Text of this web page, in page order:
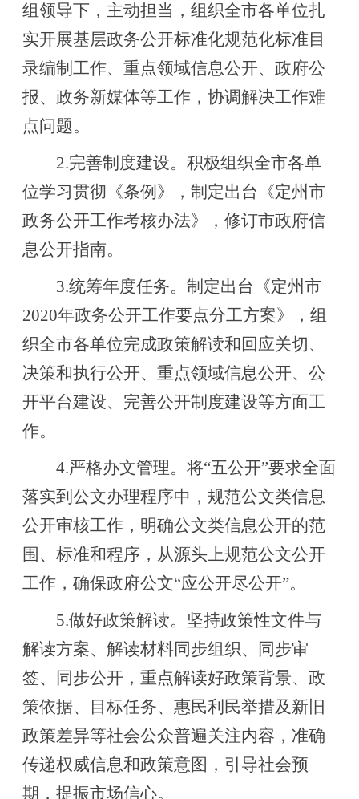
组领导下，主动担当，组织全市各单位扎
实开展基层政务公开标准化规范化标准目
录编制工作、 重点领域信息公开、政府公
报、政务新媒体等工作，协调解决工作难
点问题。
2.完善制度建设。积极组织全市各单
位学习贯彻《条例》，制定出台《定州市
政务公开工作考核办法》，修订市政府信
息公开指南。
3.统筹年度任务。制定出台《定州市
2020年政务公开工作要点分工方案》，组
织全市各单位完成政策解读和回应关切、
决策和执行公开、重点领域信息公开、公
开平台建设、完善公开制度建设等方面工
作。
4.严格办文管理。将“五公开”要求全面
落实到公文办理程序中，规范公文类信息
公开审核工作，明确公文类信息公开的范
围、标准和程序，从源头上规范公文公开
工作，确保政府公文“应公开尽公开”。
5.做好政策解读。坚持政策性文件与
解读方案、解读材料同步组织、同步审
签、同步公开，重点解读好政策背景、政
策依据、目标任务、惠民利民举措及新旧
政策差异等社会公众普遍关注内容，准确
传递权威信息和政策意图，引导社会预
期，提振市场信心。